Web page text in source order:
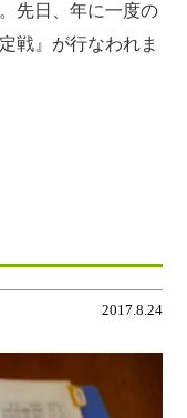
先日、年に一度の
戦』が行なわれま
2017.8.24